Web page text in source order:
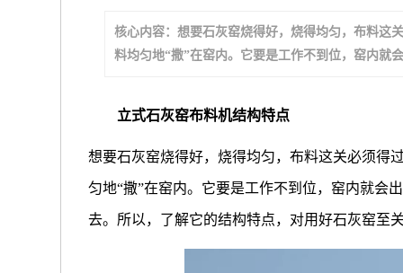
核心内容：想要石灰窑烧得好，烧得均匀，布料这
料均匀地“撒”在窑内。它要是工作不到位，窑内就
立式石灰窑布料机结构特点
想要石灰窑烧得好，烧得均匀，布料这关必须得
匀地“撒”在窑内。它要是工作不到位，窑内就会
去。所以，了解它的结构特点，对用好石灰窑至